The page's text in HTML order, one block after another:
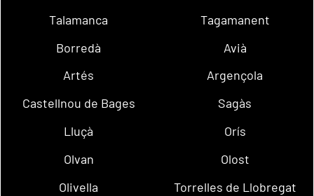
Talamanca
Tagamanent
Borredà
Avià
Artés
Argençola
Castellnou de Bages
Sagàs
Lluçà
Orís
Olvan
Olost
Olivella
Torrelles de Llobregat